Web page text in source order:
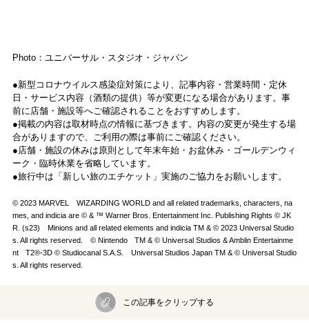
Photo：ユニバーサル・スタジオ・ジャパン
●新型コロナウイルス感染症対策により、記事内容・営業時間・定休
日・サービス内容（酒類の提供）等が変更になる場合があります。事
前に店舗・施設等へご確認されることをおすすめします。
●掲載の内容は取材時点の情報に基づきます。内容の変更が発生する場
合がありますので、ご利用の際は事前にご確認ください。
●店舗・施設の休みは原則として年末年始・お盆休み・ゴールデンウィ
ーク・臨時休業を省略しています。
●旅行中は「新しい旅のエチケット」実施のご協力をお願いします。
© 2023 MARVEL WIZARDING WORLD and all related trademarks, characters, na
mes, and indicia are © & ™ Warner Bros. Entertainment Inc. Publishing Rights © JK
R. (s23) Minions and all related elements and indicia TM & © 2023 Universal Studio
s. All rights reserved. © Nintendo TM & © Universal Studios & Amblin Entertainme
nt T2®-3D © Studiocanal S.A.S. Universal Studios Japan TM & © Universal Studio
s. All rights reserved.
この記事をクリップする